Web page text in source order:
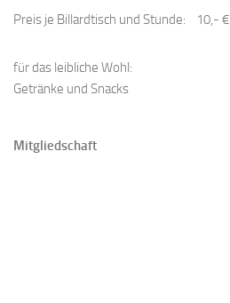
Preis je Billardtisch und Stunde: 10,- €
​für das leibliche Wohl:
Getränke und Snacks
Mitgliedschaft